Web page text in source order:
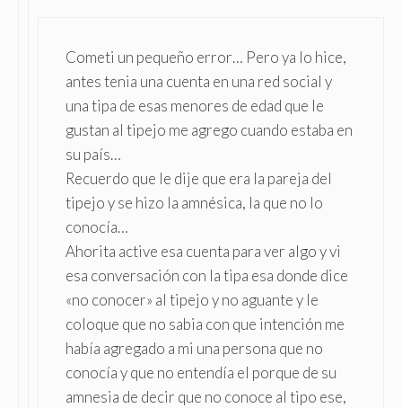
Cometi un pequeño error… Pero ya lo hice,
antes tenia una cuenta en una red social y
una tipa de esas menores de edad que le
gustan al tipejo me agrego cuando estaba en
su país…
Recuerdo que le dije que era la pareja del
tipejo y se hizo la amnésica, la que no lo
conocía…
Ahorita active esa cuenta para ver algo y vi
esa conversación con la tipa esa donde dice
«no conocer» al tipejo y no aguante y le
coloque que no sabia con que intención me
había agregado a mi una persona que no
conocía y que no entendía el porque de su
amnesia de decir que no conoce al tipo ese,